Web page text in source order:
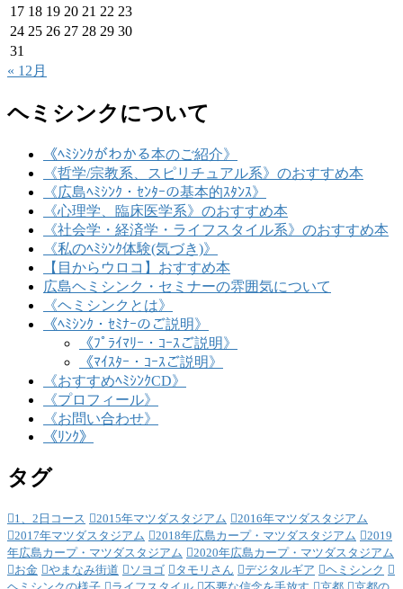
17 18 19 20 21 22 23
24 25 26 27 28 29 30
31
« 12月
ヘミシンクについて
《ﾍﾐｼﾝｸがわかる本のご紹介》
《哲学/宗教系、スピリチュアル系》のおすすめ本
《広島ﾍﾐｼﾝｸ・ｾﾝﾀｰの基本的ｽﾀﾝｽ》
《心理学、臨床医学系》のおすすめ本
《社会学・経済学・ライフスタイル系》のおすすめ本
《私のﾍﾐｼﾝｸ体験(気づき)》
【目からウロコ】おすすめ本
広島ヘミシンク・セミナーの雰囲気について
《ヘミシンクとは》
《ﾍﾐｼﾝｸ・ｾﾐﾅｰのご説明》
《ﾌﾟﾗｲﾏﾘｰ・ｺｰｽご説明》
《ﾏｲｽﾀｰ・ｺｰｽご説明》
《おすすめﾍﾐｼﾝｸCD》
《プロフィール》
《お問い合わせ》
《ﾘﾝｸ》
タグ
1、2日コース 2015年マツダスタジアム
2016年マツダスタジアム
2017年マツダスタジアム
2018年広島カープ・マツダスタジアム
2019
年広島カープ・マツダスタジアム
2020年広島カープ・マツダスタジアム
お金
やまなみ街道 ソヨゴ タモリさん デジタルギア
ヘミシンク
ヘミシンクの様子
ライフスタイル 不要な信念を手放す 京都
京都の